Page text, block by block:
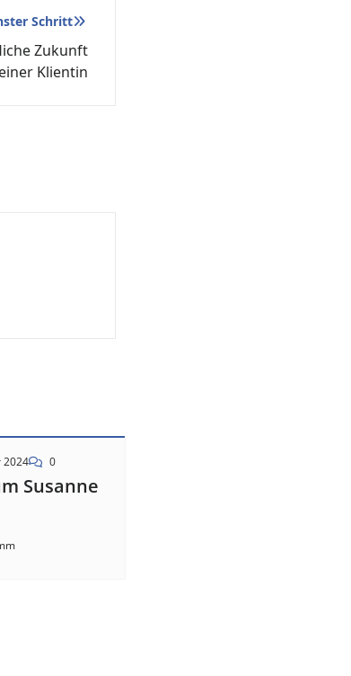
Schritt
Zukunft
einer Klientin
2024 0
Susanne